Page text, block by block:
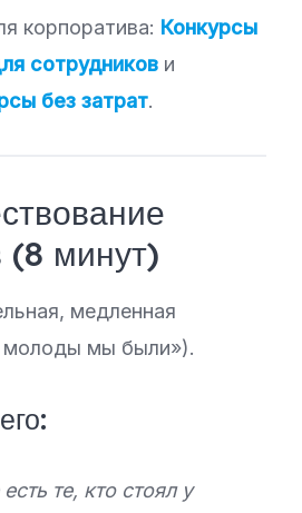
корпоратива: Конкурсы
сотрудников и
без затрат.
(8 минут)
медленная
молоды мы были»).
те, кто стоял у